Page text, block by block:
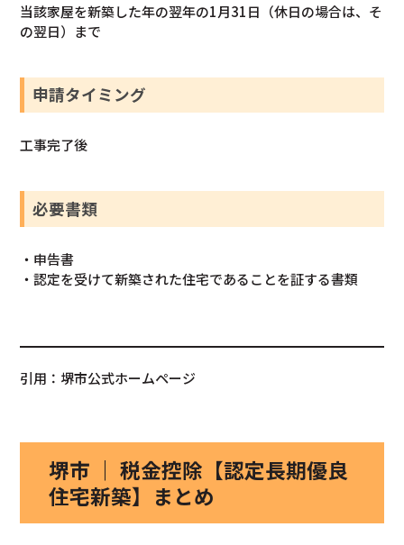
当該家屋を新築した年の翌年の1月31日（休日の場合は、そ
の翌日）まで
申請タイミング
工事完了後
必要書類
・申告書
・認定を受けて新築された住宅であることを証する書類
引用：堺市公式ホームページ
堺市 ｜ 税金控除【認定長期優良
住宅新築】まとめ